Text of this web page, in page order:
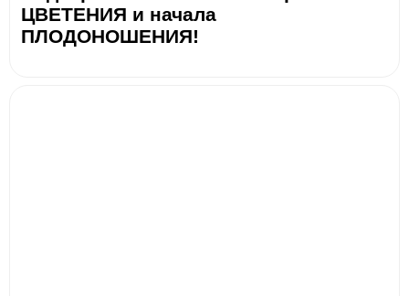
ЦВЕТЕНИЯ и начала
ПЛОДОНОШЕНИЯ!